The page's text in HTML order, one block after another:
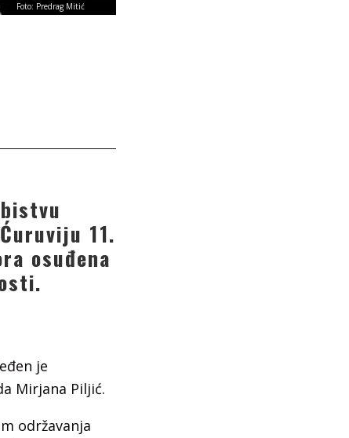
Foto: Predrag Mitić
11.
osuđena
je
Mirjana Piljić.
održavanja